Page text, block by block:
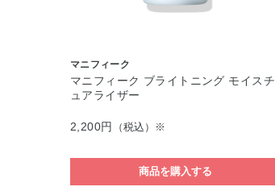
マニフィーク
マニフィーク ブライトニング モイスチ
ュアライザー
2,200円 （税込）※
商品を購入する